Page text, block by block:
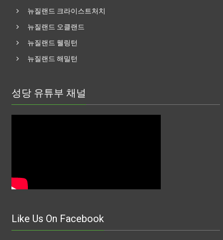
뉴질랜드 크라이스트처치
뉴질랜드 오클랜드
뉴질랜드 웰링턴
뉴질랜드 해밀턴
성당 유튜부 채널
Like Us On Facebook